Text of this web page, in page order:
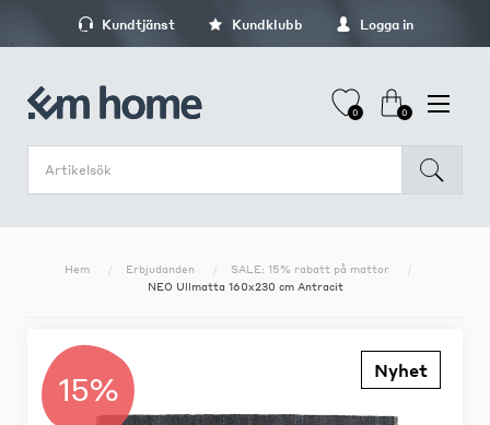
Kundtjänst Kundklubb Logga in
0 0
Hem Erbjudanden
SALE: 15% rabatt på mattor
NEO Ullmatta 160x230 cm Antracit
15% Nyhet